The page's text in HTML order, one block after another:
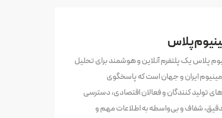
پلاس
پلاس یک پلتفرم آنلاین و هوشمند برای تحلیل
ایران و جهان است که پاسخگوی
تولید کنندگان و فعالان اقتصادی، دسترسی
شفاف و بی‌واسطه به اطلاعات مهم و